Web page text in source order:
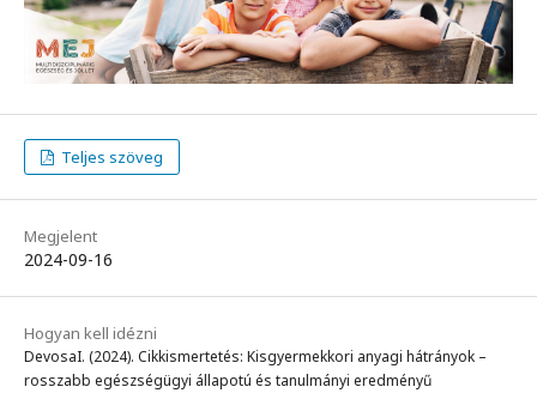
Teljes szöveg
Megjelent
2024-09-16
Hogyan kell idézni
DevosaI. (2024). Cikkismertetés: Kisgyermekkori anyagi hátrányok –
rosszabb egészségügyi állapotú és tanulmányi eredményű